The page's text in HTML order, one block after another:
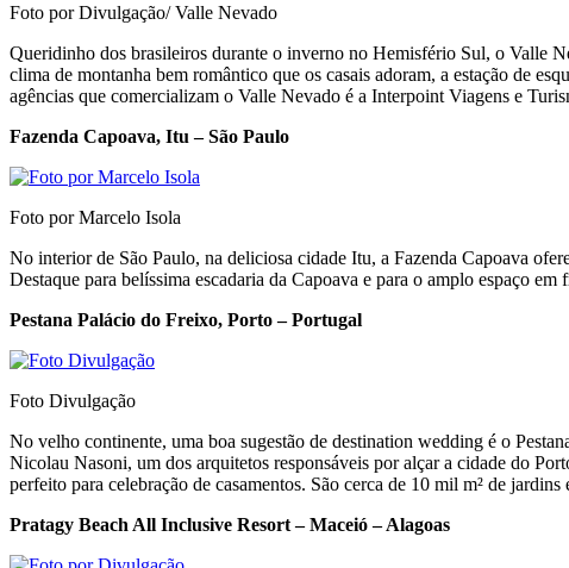
Foto por Divulgação/ Valle Nevado
Queridinho dos brasileiros durante o inverno no Hemisfério Sul, o Valle
clima de montanha bem romântico que os casais adoram, a estação de
agências que comercializam o Valle Nevado é a Interpoint Viagens e
Fazenda Capoava, Itu – São Paulo
Foto por Marcelo Isola
No interior de São Paulo, na deliciosa cidade Itu, a Fazenda Capoava
Destaque para belíssima escadaria da Capoava e para o amplo espaço
Pestana Palácio do Freixo, Porto – Portugal
Foto Divulgação
No velho continente, uma boa sugestão de destination wedding é o
Nicolau Nasoni, um dos arquitetos responsáveis por alçar a cidade do
perfeito para celebração de casamentos. São cerca de 10 mil m² de
Pratagy Beach All Inclusive Resort – Maceió – Alagoas